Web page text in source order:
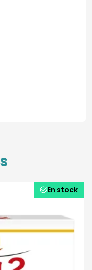
En stock